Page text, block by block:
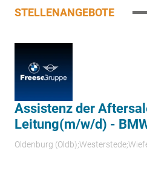
STELLENANGEBOTE
Assistenz der
Leitung(m/w/d) -
Oldenburg